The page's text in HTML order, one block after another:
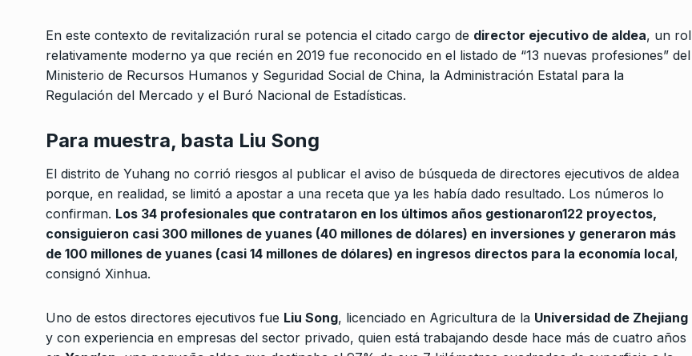
En este contexto de revitalización rural se potencia el citado cargo de director ejecutivo de aldea, un rol
relativamente moderno ya que recién en 2019 fue reconocido en el listado de “13 nuevas profesiones” del
Ministerio de Recursos Humanos y Seguridad Social de China, la Administración Estatal para la
Regulación del Mercado y el Buró Nacional de Estadísticas.
Para muestra, basta Liu Song
El distrito de Yuhang no corrió riesgos al publicar el aviso de búsqueda de directores ejecutivos de aldea
porque, en realidad, se limitó a apostar a una receta que ya les había dado resultado. Los números lo
confirman. Los 34 profesionales que contrataron en los últimos años gestionaron122 proyectos,
consiguieron casi 300 millones de yuanes (40 millones de dólares) en inversiones y generaron más
de 100 millones de yuanes (casi 14 millones de dólares) en ingresos directos para la economía local,
consignó Xinhua.
Uno de estos directores ejecutivos fue Liu Song, licenciado en Agricultura de la Universidad de Zhejiang
y con experiencia en empresas del sector privado, quien está trabajando desde hace más de cuatro años